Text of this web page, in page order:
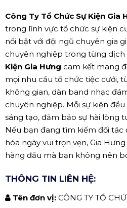
Công Ty Tổ Chức Sự Kiện Gia
trong lĩnh vực tổ chức sự kiện
nổi bật với đội ngũ chuyên gia
chuyên nghiệp trong từng dịch
Kiện Gia Hưng cam kết mang
mọi nhu cầu tổ chức tiệc cưới,
không gian, dàn band nhạc
chuyên nghiệp. Mỗi sự kiện
sáng tạo, đảm bảo sự hài lòng
Nếu bạn đang tìm kiếm đối tác
hóa ngày vui trọn vẹn, Gia
hàng đầu mà bạn không nên
THÔNG TIN LIÊN HỆ:
Tên đơn vị: CÔNG TY TỔ